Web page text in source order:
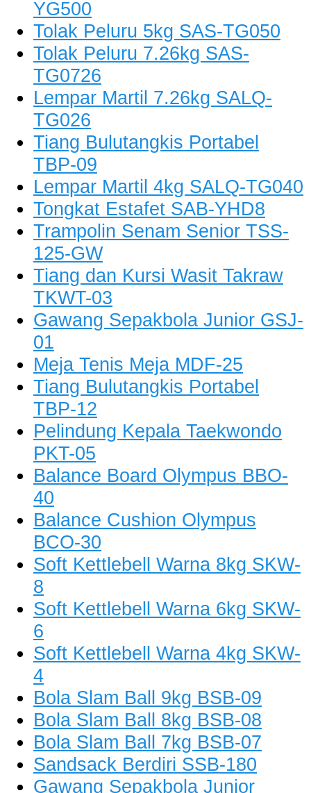
YG500
Tolak Peluru 5kg SAS-TG050
Tolak Peluru 7.26kg SAS-
TG0726
Lempar Martil 7.26kg SALQ-
TG026
Tiang Bulutangkis Portabel
TBP-09
Lempar Martil 4kg SALQ-TG040
Tongkat Estafet SAB-YHD8
Trampolin Senam Senior TSS-
125-GW
Tiang dan Kursi Wasit Takraw
TKWT-03
Gawang Sepakbola Junior GSJ-
01
Meja Tenis Meja MDF-25
Tiang Bulutangkis Portabel
TBP-12
Pelindung Kepala Taekwondo
PKT-05
Balance Board Olympus BBO-
40
Balance Cushion Olympus
BCO-30
Soft Kettlebell Warna 8kg SKW-
8
Soft Kettlebell Warna 6kg SKW-
6
Soft Kettlebell Warna 4kg SKW-
4
Bola Slam Ball 9kg BSB-09
Bola Slam Ball 8kg BSB-08
Bola Slam Ball 7kg BSB-07
Sandsack Berdiri SSB-180
Gawang Sepakbola Junior